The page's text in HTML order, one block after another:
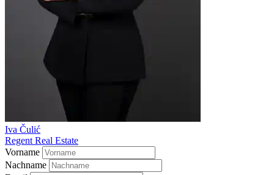
Iva Čulić
Regent Real Estate
Vorname
Nachname